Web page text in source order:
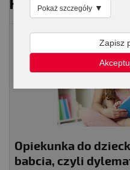
Opiekunka do
babcia, czyli
Pokaż szczegóły ▼
Zapisz